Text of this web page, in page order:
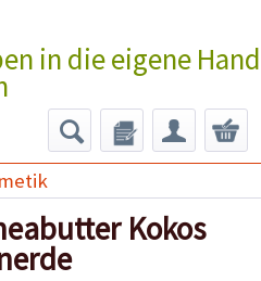
in die eigene Hand
Kokos